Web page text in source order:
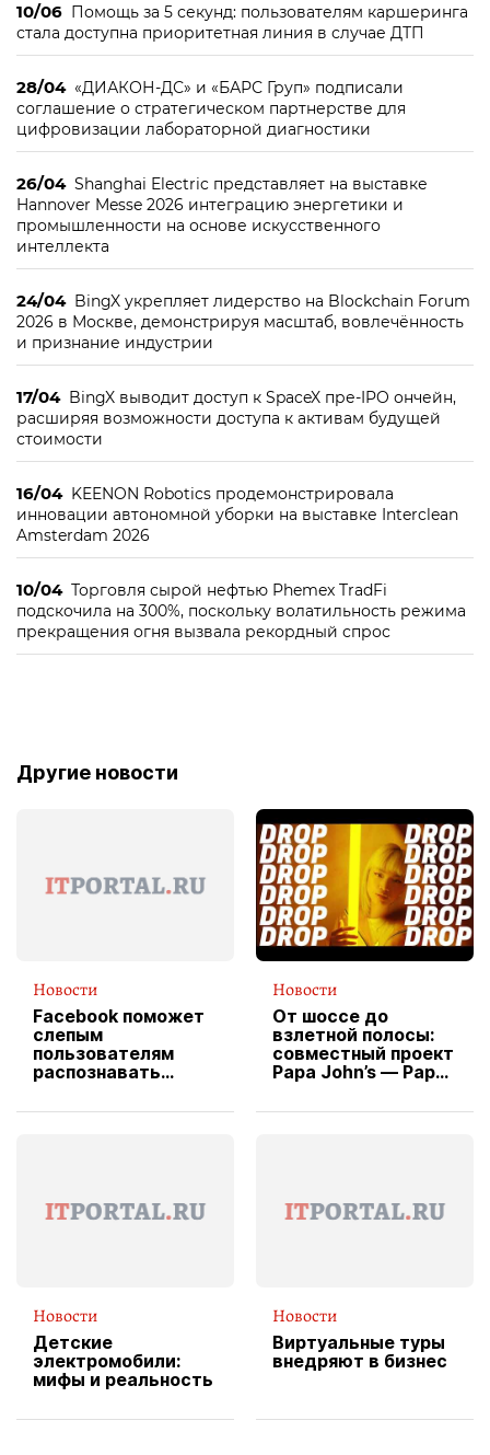
10/06 Помощь за 5 секунд: пользователям каршеринга
стала доступна приоритетная линия в случае ДТП
28/04 «ДИАКОН-ДС» и «БАРС Груп» подписали
соглашение о стратегическом партнерстве для
цифровизации лабораторной диагностики
26/04 Shanghai Electric представляет на выставке
Hannover Messe 2026 интеграцию энергетики и
промышленности на основе искусственного
интеллекта
24/04 BingX укрепляет лидерство на Blockchain Forum
2026 в Москве, демонстрируя масштаб, вовлечённость
и признание индустрии
17/04 BingX выводит доступ к SpaceX пре-IPO ончейн,
расширяя возможности доступа к активам будущей
стоимости
16/04 KEENON Robotics продемонстрировала
инновации автономной уборки на выставке Interclean
Amsterdam 2026
10/04 Торговля сырой нефтью Phemex TradFi
подскочила на 300%, поскольку волатильность режима
прекращения огня вызвала рекордный спрос
Другие новости
Новости
Facebook поможет
слепым
пользователям
распознавать
Новости
От шоссе до
взлетной полосы:
совместный проект
Papa John’s — Papa
вводит
Новости
Детские
электромобили:
мифы и реальность
Новости
Виртуальные туры
внедряют в бизнес